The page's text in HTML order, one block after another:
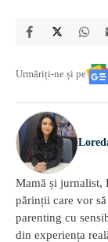
Urmăriți-ne și pe
Mamă și jurnalist,
părinții care vor
parenting cu
din experiența